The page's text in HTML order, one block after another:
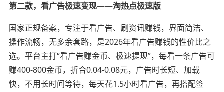
第二款，看广告极速变现——淘热点极速版
国家正规备案，专注于看广告、刷资讯赚钱，界面简洁、
操作流畅，无多余套路，是2026年看广告赚钱的性价比之
选。平台主打“看广告赚金币、极速提现”，每看一条广告可
赚400-800金币，折合0.04-0.08元，广告时长短、加载
快，不用长时间等待，每天花1.5小时看广告，再搭配签